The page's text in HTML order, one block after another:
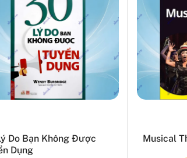
Do Bạn Không Được
Dụng
Musical